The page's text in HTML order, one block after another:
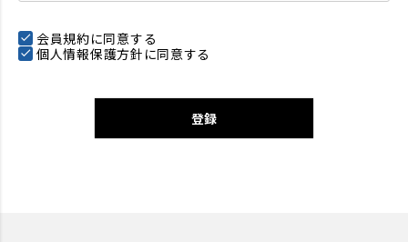
会員規約に同意する
個人情報保護方針 に同意する
登録